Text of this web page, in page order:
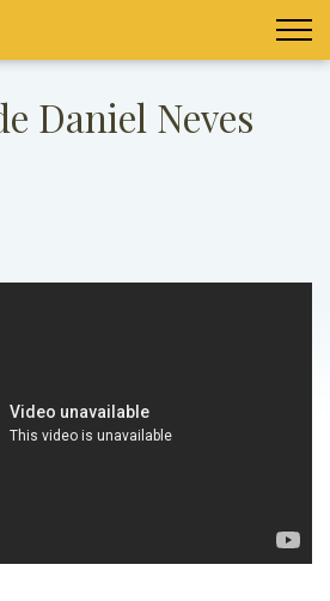
Daniel Neves